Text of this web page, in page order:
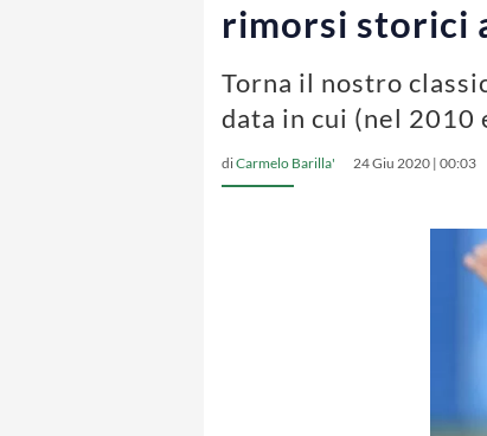
rimorsi storici
Torna il nostro
data in cui (nel
diCarmelo Barilla' 24 Giu 2020 | 00:03